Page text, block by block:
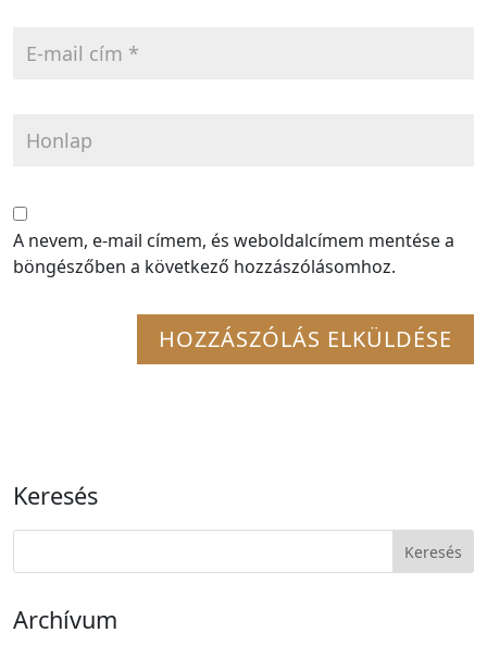
A nevem, e-mail címem, és weboldalcímem mentése a
böngészőben a következő hozzászólásomhoz.
Keresés
Archívum